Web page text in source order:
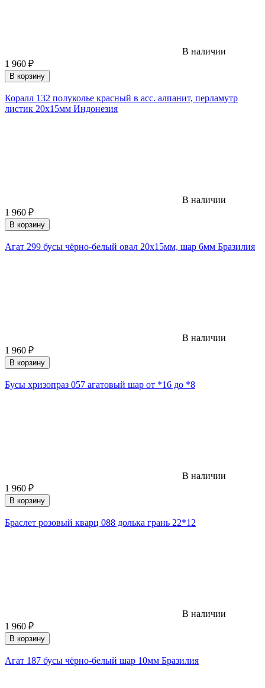
В наличии
1 960 ₽
В корзину
Коралл 132 полуколье красный в асс. алпанит, перламутр
листик 20х15мм Индонезия
В наличии
1 960 ₽
В корзину
Агат 299 бусы чёрно-белый овал 20х15мм, шар 6мм Бразилия
В наличии
1 960 ₽
В корзину
Бусы хризопраз 057 агатовый шар от *16 до *8
В наличии
1 960 ₽
В корзину
Браслет розовый кварц 088 долька грань 22*12
В наличии
1 960 ₽
В корзину
Агат 187 бусы чёрно-белый шар 10мм Бразилия